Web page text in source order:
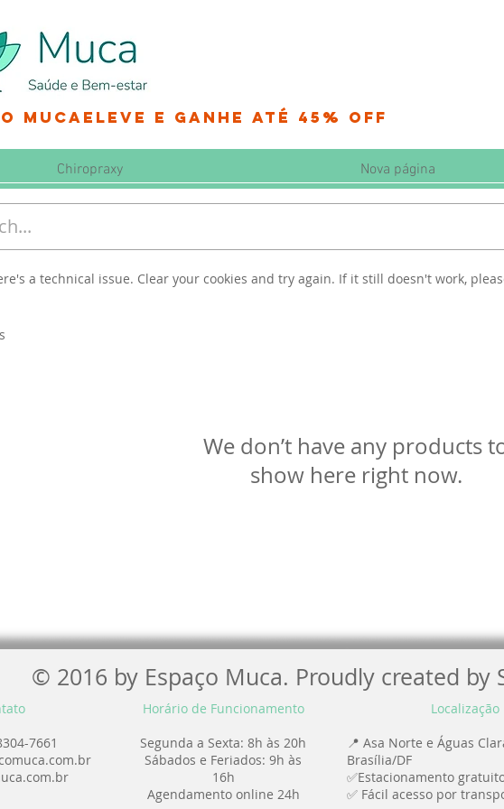
MucaEleve e Ganhe até 45% OFF
Chiropraxy Nova página
a technical issue. Clear your cookies and try again. If it still doesn't work,
We don’t have any products
show here right now.
© 2016 by Espaço Muca. Proudly created by
7661
Horário de Funcionamento
Segunda a Sexta: 8h às 20h
Sábados e Feriados: 9h às
16h
Agendamento online 24h
Localização
📍 Asa Norte e Águas
Brasília/DF
✅Estacionamento
✅ Fácil acesso por